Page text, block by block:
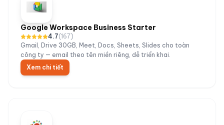
Google Workspace Business Starter
4.7(167)
Gmail, Drive 30GB, Meet, Docs, Sheets, Slides cho toàn
công ty — email theo tên miền riêng, dễ triển khai.
Xem chi tiết